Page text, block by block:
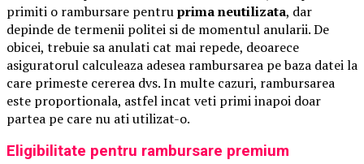
primiti o rambursare pentruprima neutilizata, dar
depinde de termenii politei si de momentul anularii. De
obicei, trebuie sa anulati cat mai repede, deoarece
asiguratorul calculeaza adesea rambursarea pe baza datei la
care primeste cererea dvs. In multe cazuri, rambursarea
este proportionala, astfel incat veti primi inapoi doar
partea pe care nu ati utilizat-o.
Eligibilitate pentru rambursare premium